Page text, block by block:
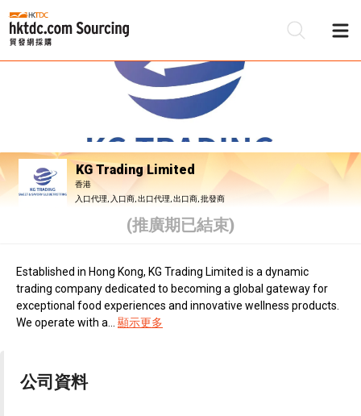
KG Trading Limited
香港
入口代理, 入口商, 出口代理, 出口商, 批發商
(推廣期已結束)
Established in Hong Kong, KG Trading Limited is a dynamic
trading company dedicated to becoming a global gateway for
exceptional food experiences and innovative wellness products.
We operate with a...
顯示更多
公司資料